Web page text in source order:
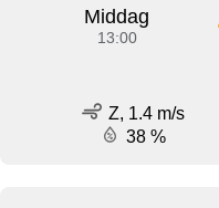
Middag
13:00
Z, 1.4 m/s
38 %